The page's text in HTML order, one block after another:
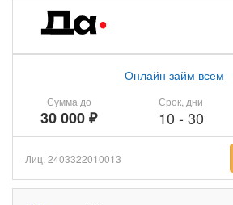
Сумма до
30 000 ₽
Онлайн займ всем
Срок, дни
10 - 30
Лиц. 2403322010013